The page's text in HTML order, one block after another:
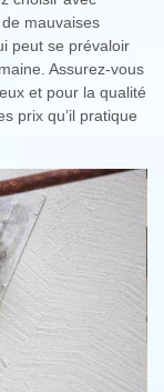
mauvaises
peut se prévaloir
Assurez-vous
et pour la qualité
prix qu’il pratique